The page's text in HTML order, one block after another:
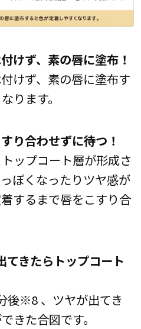
けず、素の唇に塗布！
けず、素の唇に塗布す
ります。
り合わせずに待つ！
ップコート層が形成さ
ぽくなったりツヤ感が
するまで唇をこすり合
きたらトップコート
後※8 、ツヤが出てき
きた合図です。